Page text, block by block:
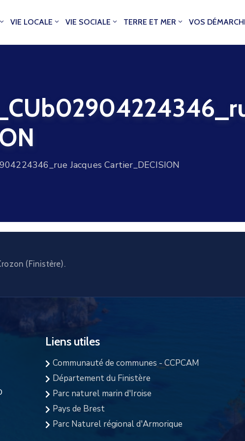
VIE LOCALE VIE SOCIALE TERRE ET MER VOS
Jacques Cartier_DECISION
(Finistère).
Liens utiles
Communauté de communes - CCPCAM
Département du Finistère
Parc naturel marin d'Iroise
Pays de Brest
Parc Naturel régional d'Armorique